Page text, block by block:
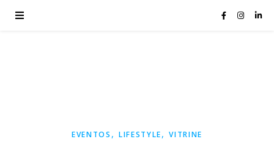
EVENTOS , LIFESTYLE,VITRINE